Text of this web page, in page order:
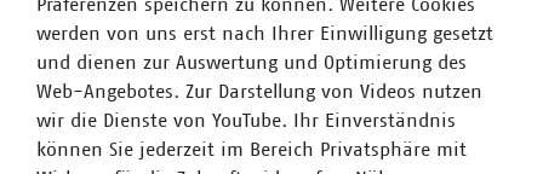
werden von uns erst nach Ihrer Einwilligung gesetzt
und dienen zur Auswertung und Optimierung des
Web-Angebotes. Zur Darstellung von Videos nutzen
wir die Dienste von YouTube. Ihr Einverständnis
können Sie jederzeit im Bereich Privatsphäre mit